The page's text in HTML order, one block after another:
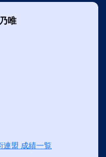
唯
連盟 成績一覧